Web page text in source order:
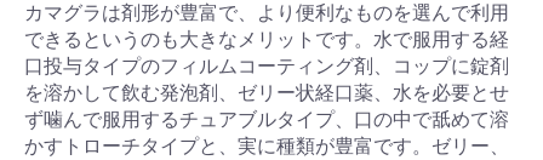
カマグラは剤形が豊富で、より便利なものを選んで利用
できるというのも大きなメリットです。水で服用する経
口投与タイプのフィルムコーティング剤、コップに錠剤
を溶かして飲む発泡剤、ゼリー状経口薬、水を必要とせ
ず噛んで服用するチュアブルタイプ、口の中で舐めて溶
かすトローチタイプと、実に種類が豊富です。ゼリー、